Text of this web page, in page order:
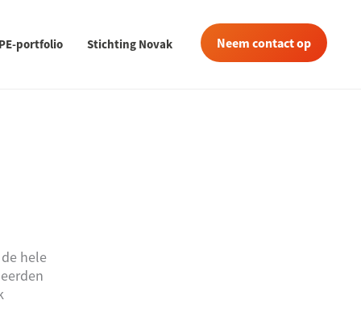
PE-portfolio Stichting Novak Neem contact op
hele